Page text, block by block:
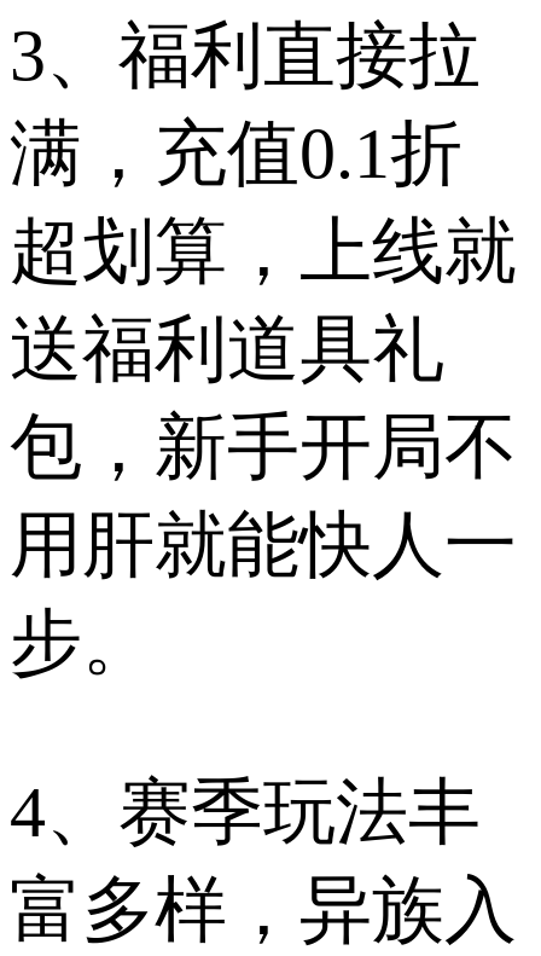
3、福利直接拉
满，充值0.1折
超划算，上线就
送福利道具礼
包，新手开局不
用肝就能快人一
步。
4、赛季玩法丰
富多样，异族入